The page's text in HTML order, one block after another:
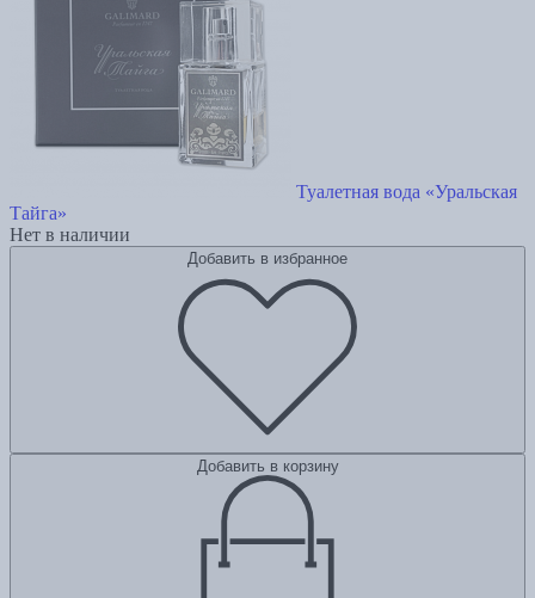
Туалетная вода «Уральская
Тайга»
Нет в наличии
Добавить в избранное
Добавить в корзину